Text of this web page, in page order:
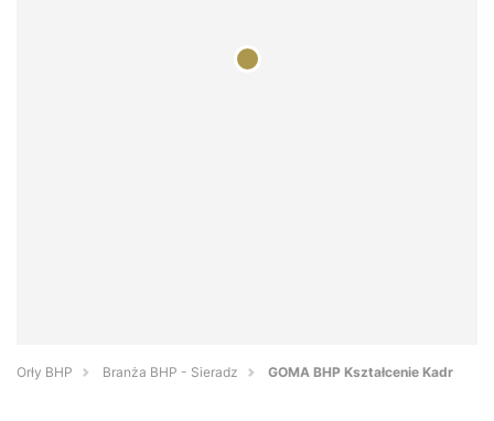
Orły BHP Branża BHP - Sieradz GOMA BHP Kształcenie Kadr